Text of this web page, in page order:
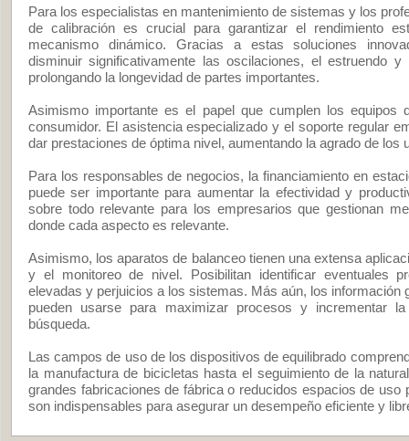
Para los especialistas en mantenimiento de sistemas y los
de calibración es crucial para garantizar el rendimiento
mecanismo dinámico. Gracias a estas soluciones
disminuir significativamente las oscilaciones, el estruendo
prolongando la longevidad de partes importantes.
Asimismo importante es el papel que cumplen los equipos
consumidor. El asistencia especializado y el soporte regular
dar prestaciones de óptima nivel, aumentando la agrado de los
Para los responsables de negocios, la financiamiento en
puede ser importante para aumentar la efectividad y
sobre todo relevante para los empresarios que gestionan
donde cada aspecto es relevante.
Asimismo, los aparatos de balanceo tienen una extensa
y el monitoreo de nivel. Posibilitan identificar eventuales
elevadas y perjuicios a los sistemas. Más aún, los información
pueden usarse para maximizar procesos y incrementar
búsqueda.
Las campos de uso de los dispositivos de equilibrado
la manufactura de bicicletas hasta el seguimiento de la
grandes fabricaciones de fábrica o reducidos espacios de uso
son indispensables para asegurar un desempeño eficiente y